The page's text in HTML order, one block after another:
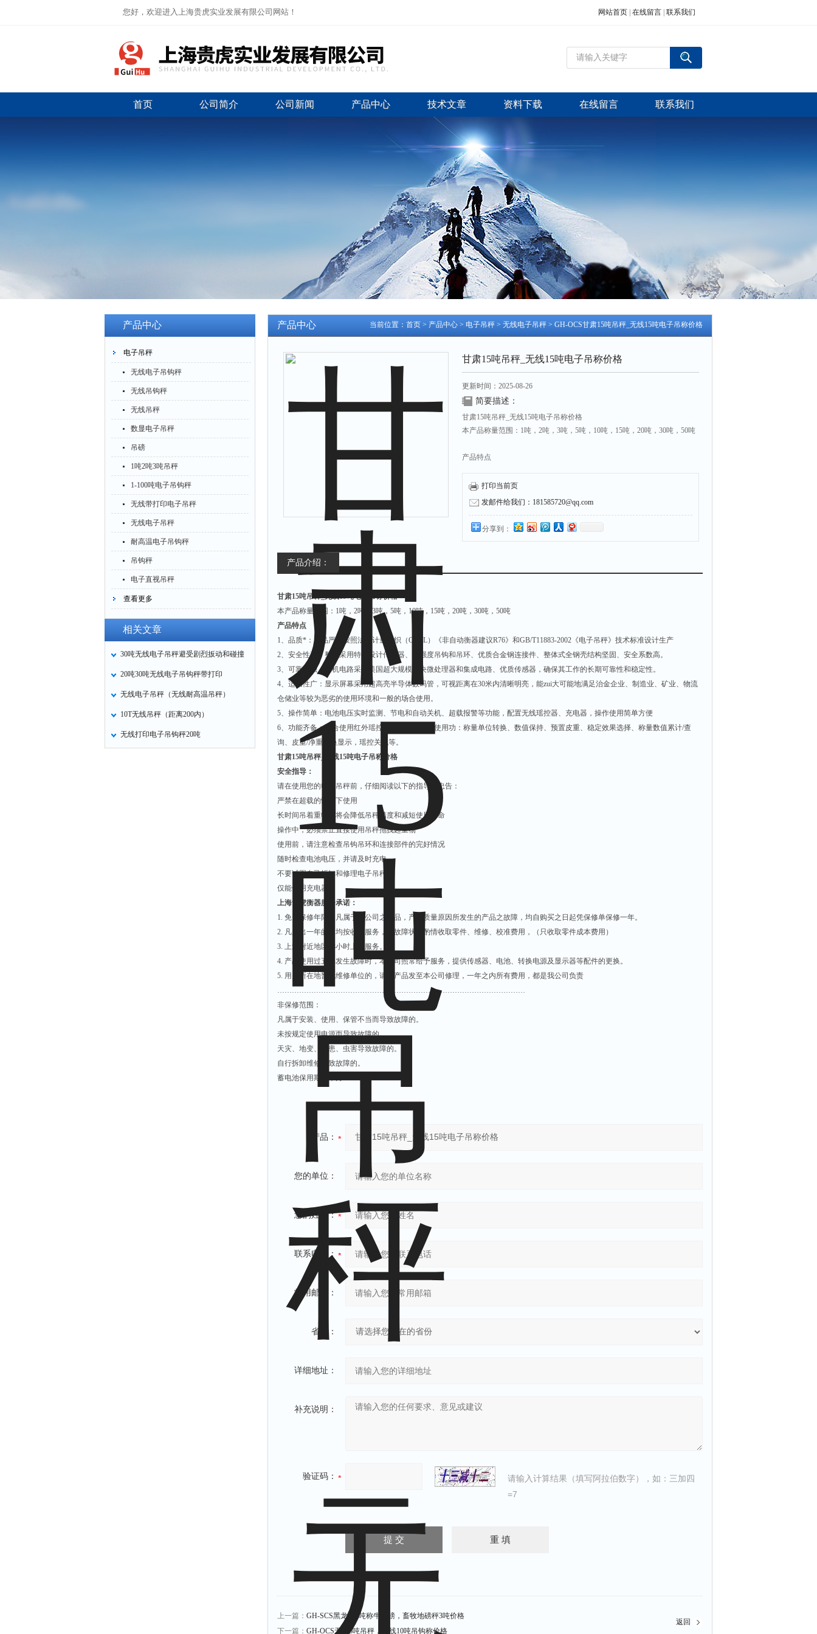
您好，欢迎进入上海贵虎实业发展有限公司网站！ 网站首页 在线留言 联系我们
首页 公司简介 公司新闻 产品中心 技术文章 资料下载 在线留言 联系我们
产品中心
电子吊秤
无线电子吊钩秤
无线吊钩秤
无线吊秤
数显电子吊秤
吊磅
1吨2吨3吨吊秤
1-100吨电子吊钩秤
无线带打印电子吊秤
无线电子吊秤
耐高温电子吊钩秤
吊钩秤
电子直视吊秤
查看更多
相关文章
30吨无线电子吊秤避受剧烈扳动和碰撞
20吨30吨无线电子吊钩秤带打印
无线电子吊秤（无线耐高温吊秤）
10T无线吊秤（距离200内）
无线打印电子吊钩秤20吨
当前位置： 首页 > 产品中心 > 电子吊秤 > 无线电子吊秤 > GH-OCS甘肃15吨吊秤_无线15吨电子吊称价格
产品中心
甘肃15吨吊秤_无线15吨电子吊称价格
更新时间：2025-08-26
简要描述：
甘肃15吨吊秤_无线15吨电子吊称价格
本产品称量范围：1吨，2吨，3吨，5吨，10吨，15吨，20吨，30吨，50吨
产品特点
1、品质*：产品严格按照法制计量组织（OIML）《非自动衡器建议R76》
和GB/T11883-2002《电子吊秤》技术标准设计生产
2、安全性高：整机采用特别设计传感器、高强度吊钩和吊环、优质合金钢
打印当前页
发邮件给我们：181585720@qq.com
分享到：
产品介绍：
甘肃15吨吊秤_无线15吨电子吊称价格
本产品称量范围： 1吨， 2吨， 3吨， 5吨， 10吨， 15吨， 20吨， 30吨， 50吨
产品特点
1、品质*：产品严格按照法制计量组织（OIML）《非自动衡器建议R76》和GB/T11883-2002 《电子吊秤》技术标准设计生产
2、安全性高：整机采用特别设计传感器、高强度吊钩和吊环、优质合金钢连接件、整体式全钢壳结构坚固、安全系数高。
3、可靠性强：主机电路采用美国超大规模中央微处理器和集成电路、优质传感器，确保其工作的长期可靠性和稳定性。
4、适用性广：显示屏幕采用超高亮半导体数码管，可视距离在30米内清晰明亮，能zui大可能地满足治金企业、制造业、矿业、物流
仓储业等较为恶劣的使用环境和一般的场合使用。
5、操作简单：电池电压实时监测、节电和自动关机、超载报警等功能，配置无线瑶控器、充电器，操作使用简单方便
6、功能齐备：配合使用红外瑶控器，能极大增强使用功：称量单位转换、数值保持、预置皮重、稳定效果选择、称量数值累计/查
询、皮重/净重切换显示，瑶控关机等。
甘肃15吨吊秤_无线15吨电子吊称价格
安全指导：
请在使用您的电子吊秤前，仔细阅读以下的指导和忠告：
严禁在超载的情况下使用
长时间吊着重物，将会降低吊秤精度和减短使用寿命
操作中，必须禁止直接使用吊秤拖拽起重物
使用前，请注意检查吊钩吊环和连接部件的完好情况
随时检查电池电压，并请及时充电
不要试图自己拆卸和修理电子吊秤
仅能使用充电器
上海贵虎衡器服务承诺：
1. 免费保修年限：凡属于本公司之产品，产品质量原因所发生的产品之故障，均自购买之日起凭保修单保修一年。
2. 凡超出一年的，均按收费服务，依故障状况酌情收取零件、维修、校准费用，（只收取零件成本费用）
3. 上海附近地区 48小时上门服务。
4. 产品使用过五年发生故障时，本公司照常给予服务，提供传感器、电池、转换电源及显示器等配件的更换。
5. 用户所在地暂无维修单位的，请将产品发至本公司修理，一年之内所有费用，都是我公司负责
…………………………………………………………………………………………
非保修范围：
凡属于安装、使用、保管不当而导致故障的。
未按规定使用电源而导致故障的。
天灾、地变、鼠患、虫害导致故障的。
自行拆卸维修导致故障的。
蓄电池保用期三个月
产品：
您的单位：
您的姓名：
联系电话：
常用邮箱：
省份：
详细地址：
补充说明：
验证码：
请输入计算结果（填写阿拉伯数字），如：三加四
=7
上一篇： GH-SCS黑龙江3吨称牛地磅，畜牧地磅秤3吨价格
下一篇： GH-OCS无线5吨吊秤，无线10吨吊钩称价格
返回